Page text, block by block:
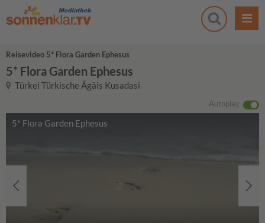
Reisevideo 5* Flora Garden Ephesus
5* Flora Garden Ephesus
Türkei Türkische Ägäis Kusadasi
Autoplay
5* Flora Garden Ephesus